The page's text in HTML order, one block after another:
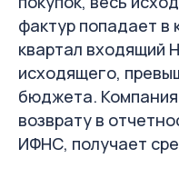
фактур попадает в
квартал входящий
исходящего,
бюджета. Компания
возврату в
ИФНС, получает